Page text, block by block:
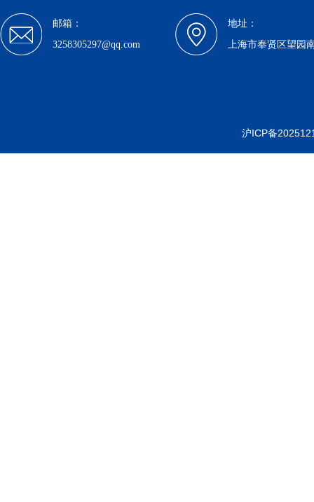
邮箱：
3258305297@qq.com
地址：
上海市奉贤区望园
沪ICP备